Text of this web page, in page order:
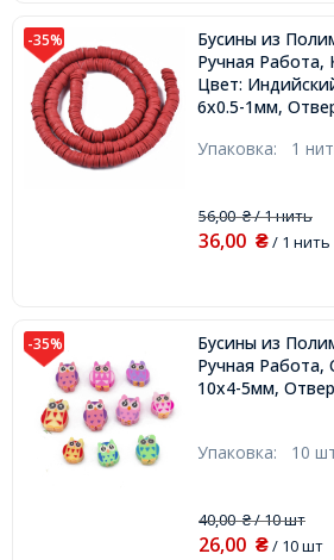
-35%
Бусины из
Ручная Работа,
Цвет:
6x0.5-1мм,
Упаковка: 1
56,00₴/ 1 нить
36,00 ₴/ 1 нить
-35%
Бусины из
Ручная Работа,
10х4-5мм,
Упаковка: 10
40,00₴/ 10 шт
26,00 ₴/ 10 шт